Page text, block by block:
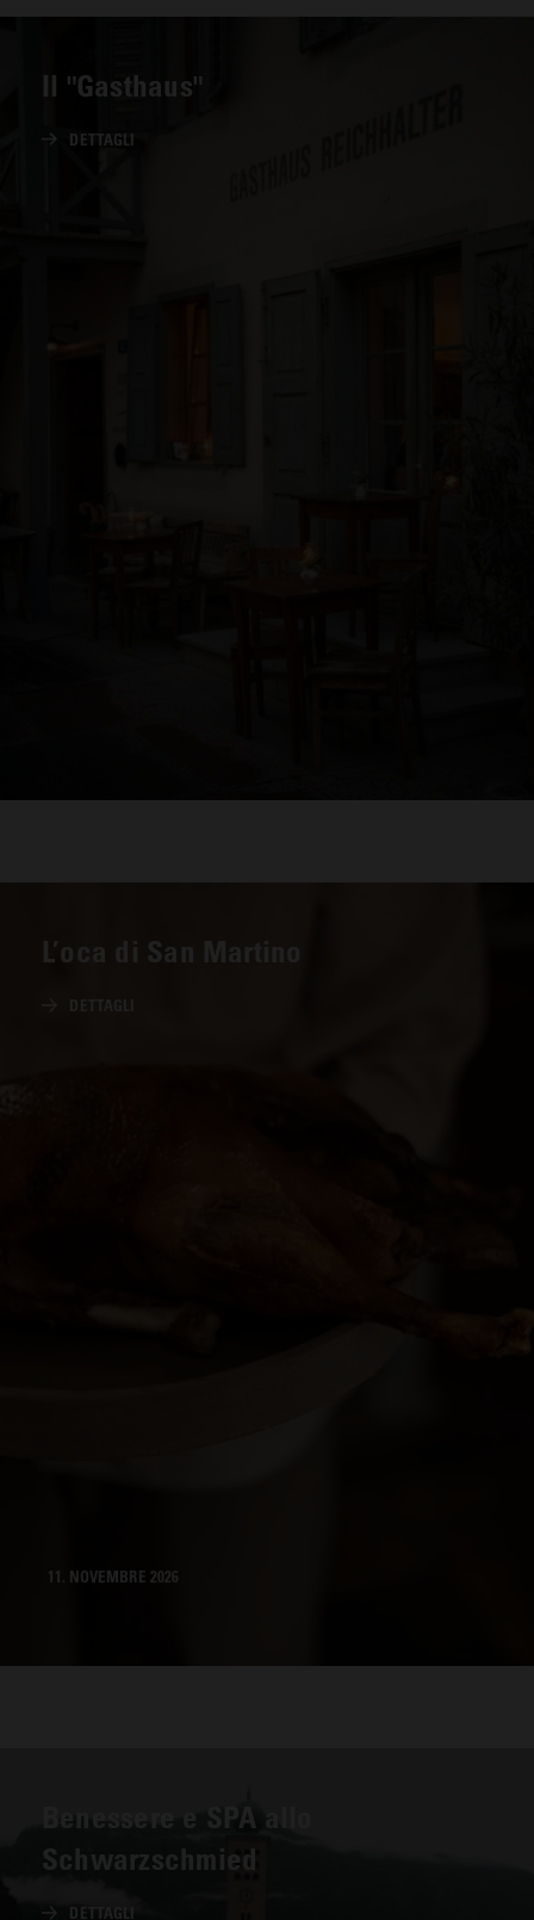
Il "Gasthaus"
DETTAGLI
L’oca di San Martino
11. NOVEMBRE 2026
Benessere e SPA allo
Schwarzschmied
DETTAGLI